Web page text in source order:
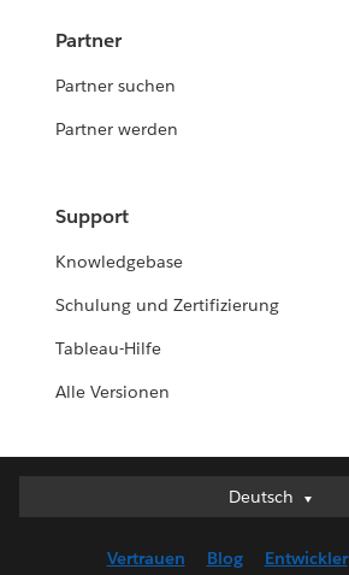
Partner
Partner suchen
Partner werden
Support
Knowledgebase
Schulung und Zertifizierung
Tableau-Hilfe
Alle Versionen
Deutsch
Deutsch
English (US)
Vertrauen Blog Entwickler